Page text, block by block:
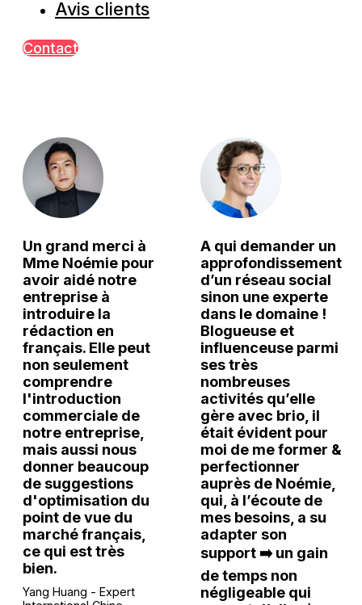
Avis clients
Contact
Un grand merci à
Mme Noémie pour
avoir aidé notre
entreprise à
introduire la
rédaction en
français. Elle peut
non seulement
comprendre
l'introduction
commerciale de
notre entreprise,
mais aussi nous
donner beaucoup
de suggestions
d'optimisation du
point de vue du
marché français,
ce qui est très
bien.
Yang Huang - Expert
A qui demander un
approfondissement
d’un réseau social
sinon une experte
dans le domaine !
Blogueuse et
influenceuse parmi
ses très
nombreuses
activités qu’elle
gère avec brio, il
était évident pour
moi de me former &
perfectionner
auprès de Noémie,
qui, à l’écoute de
mes besoins, a su
adapter son
support ➡️ un gain
de temps non
négligeable qui